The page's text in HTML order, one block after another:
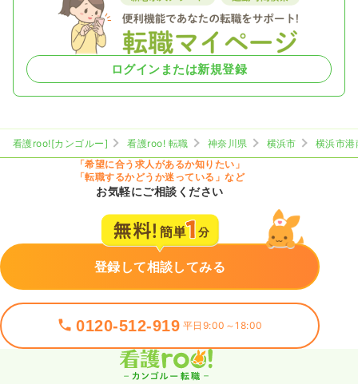
ログインまたは新規登録
看護roo![カンゴルー] 看護roo! 転職 神奈川県 横浜市
横浜市港
「希望に合う求人があるか知りたい」
「転職するかどうか迷っている」など
お気軽にご相談ください
登録して相談してみる
0120-512-919 平日9:00～18:00